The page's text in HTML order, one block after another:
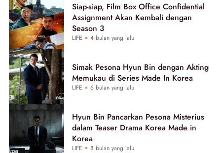
Siap-siap, Film Box Office Confidential
Assignment Akan Kembali dengan
Season 3
LIFE 4 bulan yang lalu
Simak Pesona Hyun Bin dengan Akting
Memukau di Series Made In Korea
LIFE 6 bulan yang lalu
Hyun Bin Pancarkan Pesona Misterius
dalam Teaser Drama Korea Made in
Korea
LIFE 8 bulan yang lalu